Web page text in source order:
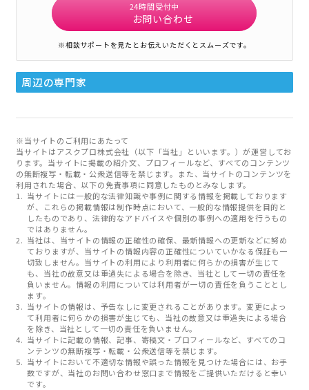
24時間受付中
お問い合わせ
※相談サポートを見たとお伝えいただくとスムーズです。
周辺の専門家
※当サイトのご利用にあたって
当サイトはアスクプロ株式会社（以下「当社」といいます。）が運営してお
ります。当サイトに掲載の紹介文、プロフィールなど、すべてのコンテンツ
の無断複写・転載・公衆送信等を禁じます。また、当サイトのコンテンツを
利用された場合、以下の免責事項に同意したものとみなします。
当サイトには一般的な法律知識や事例に関する情報を掲載しております
が、これらの掲載情報は制作時点において、一般的な情報提供を目的と
したものであり、法律的なアドバイスや個別の事例への適用を行うもの
ではありません。
当社は、当サイトの情報の正確性の確保、最新情報への更新などに努め
ておりますが、当サイトの情報内容の正確性についていかなる保証も一
切致しません。当サイトの利用により利用者に何らかの損害が生じて
も、当社の故意又は重過失による場合を除き、当社として一切の責任を
負いません。情報の利用については利用者が一切の責任を負うこととし
ます。
当サイトの情報は、予告なしに変更されることがあります。変更によっ
て利用者に何らかの損害が生じても、当社の故意又は重過失による場合
を除き、当社として一切の責任を負いません。
当サイトに記載の情報、記事、寄稿文・プロフィールなど、すべてのコ
ンテンツの無断複写・転載・公衆送信等を禁じます。
当サイトにおいて不適切な情報や誤った情報を見つけた場合には、お手
数ですが、当社のお問い合わせ窓口まで情報をご提供いただけると幸い
です。